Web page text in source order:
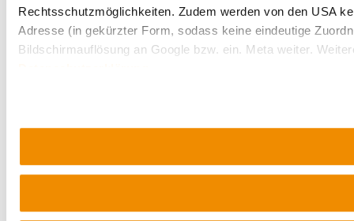
Rechtsschutzmöglichkeiten. Zudem werden von den USA
Adresse (in gekürzter Form, sodass keine eindeutige
Bildschirmauflösung an Google bzw. ein. Meta weiter.